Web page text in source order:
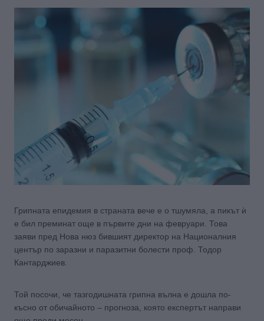
Грипната епидемия в страната вече е о тшумяла, а пикът ѝ
е бил преминат още в първите дни на февруари. Това
заяви пред Нова нюз бившият директор на Националния
център по заразни и паразитни болести проф. Тодор
Кантарджиев.
Той посочи, че тазгодишната грипна вълна е дошла по-
късно от обичайното – прогноза, която експертът направи